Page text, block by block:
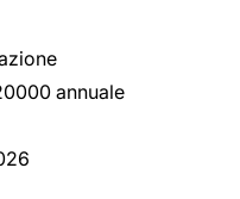
annuale